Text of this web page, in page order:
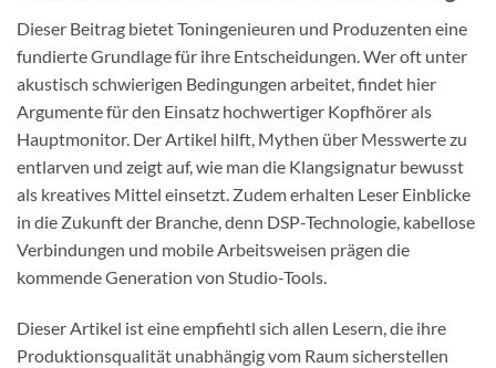
Dieser Beitrag bietet Toningenieuren und Produzenten eine
fundierte Grundlage für ihre Entscheidungen. Wer oft unter
akustisch schwierigen Bedingungen arbeitet, findet hier
Argumente für den Einsatz hochwertiger Kopfhörer als
Hauptmonitor. Der Artikel hilft, Mythen über Messwerte zu
entlarven und zeigt auf, wie man die Klangsignatur bewusst
als kreatives Mittel einsetzt. Zudem erhalten Leser Einblicke
in die Zukunft der Branche, denn DSP-Technologie, kabellose
Verbindungen und mobile Arbeitsweisen prägen die
kommende Generation von Studio-Tools.
Dieser Artikel ist eine empfiehtl sich allen Lesern, die ihre
Produktionsqualität unabhängig vom Raum sicherstellen